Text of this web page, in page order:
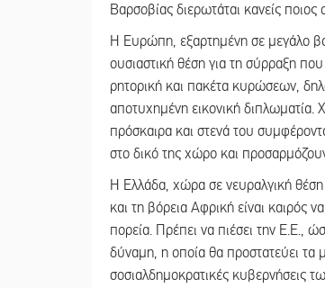
Βαρσοβίας διερωτάται κανείς
Η Ευρώπη, εξαρτημένη σε μεγάλο
ουσιαστική θέση για τη σύρραξη
ρητορική και πακέτα κυρώσεων,
αποτυχημένη εικονική διπλωματία.
πρόσκαιρα και στενά του
στο δικό της χώρο και
Η Ελλάδα, χώρα σε νευραλγική
και τη βόρεια Αφρική είναι καιρός
πορεία. Πρέπει να πιέσει την Ε.Ε.,
δύναμη, η οποία θα προστατεύει τα
σοσιαλδημοκρατικές κυβερνήσεις